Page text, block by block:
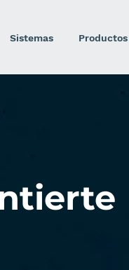
Sistemas Productos